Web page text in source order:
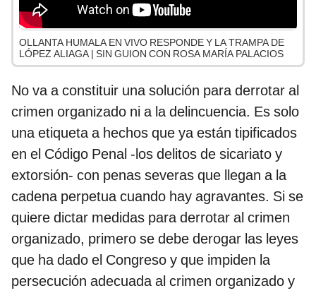
OLLANTA HUMALA EN VIVO RESPONDE Y LA TRAMPA DE
LÓPEZ ALIAGA | SIN GUION CON ROSA MARÍA PALACIOS
No va a constituir una solución para derrotar al
crimen organizado ni a la delincuencia. Es solo
una etiqueta a hechos que ya están tipificados
en el Código Penal -los delitos de sicariato y
extorsión- con penas severas que llegan a la
cadena perpetua cuando hay agravantes. Si se
quiere dictar medidas para derrotar al crimen
organizado, primero se debe derogar las leyes
que ha dado el Congreso y que impiden la
persecución adecuada al crimen organizado y